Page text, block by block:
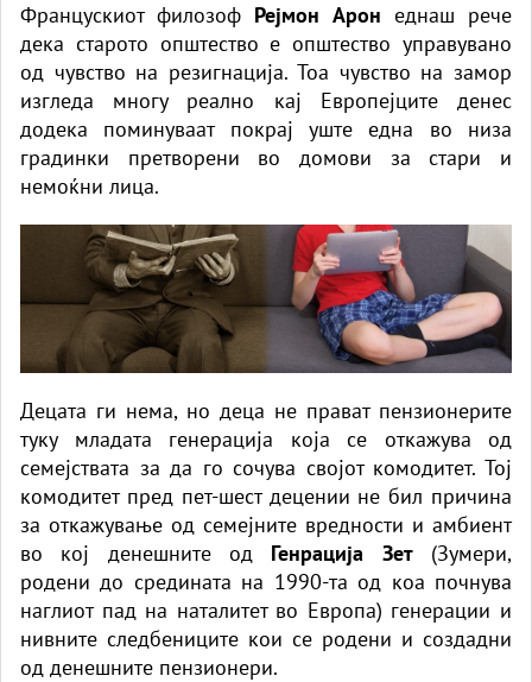
Францускиот филозоф Рејмон Арон еднаш рече
дека старото општество е општество управувано
од чувство на резигнација. Тоа чувство на замор
изгледа многу реално кај Европејците денес
додека поминуваат покрај уште една во низа
градинки претворени во домови за стари и
немоќни лица.
Децата ги нема, но деца не прават пензионерите
туку младата генерација која се откажува од
семејствата за да го сочува својот комодитет. Тој
комодитет пред пет-шест децении не бил причина
за откажување од семејните вредности и амбиент
во кој денешните од Генрација Зет(Зумери,
родени до средината на 1990-та од коа почнува
наглиот пад на наталитет во Европа) генерации и
нивните следбениците кои се родени и создадни
од денешните пензионери.